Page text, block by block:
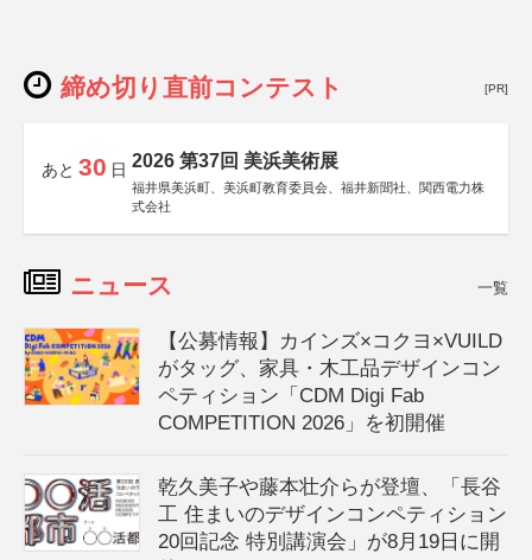
締め切り直前コンテスト [PR]
あと 30 日 2026 第37回 美浜美術展
福井県美浜町、美浜町教育委員会、福井新聞社、関西電力株
式会社
ニュース 一覧
【公募情報】カインズ×コクヨ×VUILD
がタッグ、家具・木工品デザインコン
ペティション「CDM Digi Fab
COMPETITION 2026」を初開催
乾久美子や藤本壮介らが登壇、「長谷
工 住まいのデザインコンペティション
20回記念 特別講演会」が8月19日に開